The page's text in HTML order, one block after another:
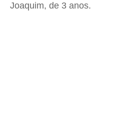
Joaquim, de 3 anos.